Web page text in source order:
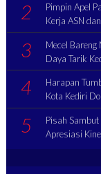
2
Pimpin Apel
Kerja ASN
3
Mecel Bareng
Daya Tarik
4
Harapan
Kota Kediri
5
Pisah
Apresiasi